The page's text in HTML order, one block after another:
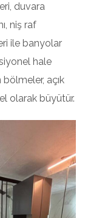
duvara
niş raf
ile banyolar
hale
açık
olarak büyütür.